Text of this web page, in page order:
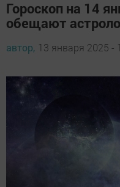
Гороскоп на 14
обещают
автор, 13 января 2025 -